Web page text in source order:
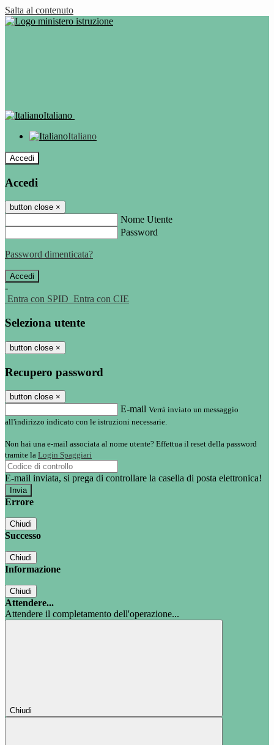
Salta al contenuto
Italiano
Italiano
Accedi
Accedi
button close ×
Nome Utente
Password
Password dimenticata?
-
Entra con SPID Entra con CIE
Seleziona utente
button close ×
Recupero password
button close ×
E-mail Verrà inviato un messaggio
all'indirizzo indicato con le istruzioni necessarie.
Non hai una e-mail associata al nome utente? Effettua il reset della password
tramite la Login Spaggiari
E-mail inviata, si prega di controllare la casella di posta elettronica!
Errore
Chiudi
Successo
Chiudi
Informazione
Chiudi
Attendere...
Attendere il completamento dell'operazione...
Chiudi